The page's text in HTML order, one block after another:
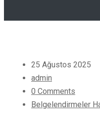
25 Ağustos 2025
admin
0 Comments
Belgelendirmeler